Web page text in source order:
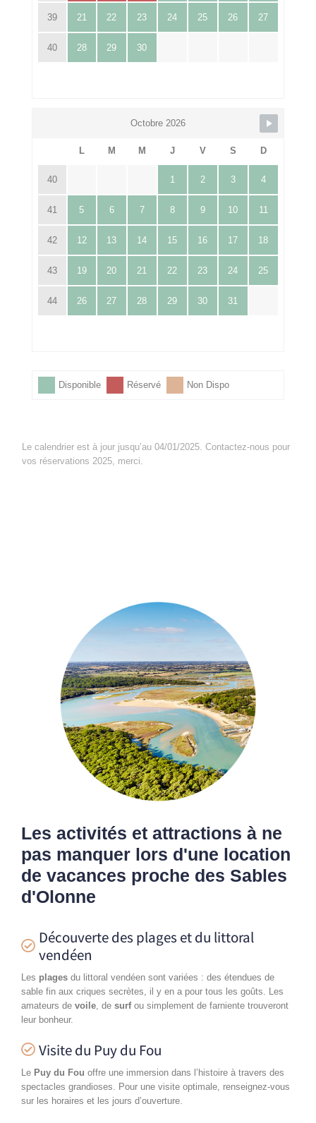
39 21 22 23 24 25 26 27
40 28 29 30
Octobre 2026
L M M J V S D
40 1 2 3 4
41 5 6 7 8 9 10 11
42 12 13 14 15 16 17 18
43 19 20 21 22 23 24 25
44 26 27 28 29 30 31
Disponible Réservé Non Dispo
Le calendrier est à jour jusqu’au 04/01/2025. Contactez-nous pour
vos réservations 2025, merci.
Les activités et attractions à ne
pas manquer lors d'une location
de vacances proche des Sables
d'Olonne
Découverte des plages et du littoral
vendéen
Les plages du littoral vendéen sont variées : des étendues de
sable fin aux criques secrètes, il y en a pour tous les goûts. Les
amateurs de voile , de surfou simplement de farniente trouveront
leur bonheur.
Visite du Puy du Fou
Le Puy du Fou offre une immersion dans l’histoire à travers des
spectacles grandioses. Pour une visite optimale, renseignez-vous
sur les horaires et les jours d’ouverture.